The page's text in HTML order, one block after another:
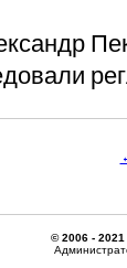
© 2006 - 2021